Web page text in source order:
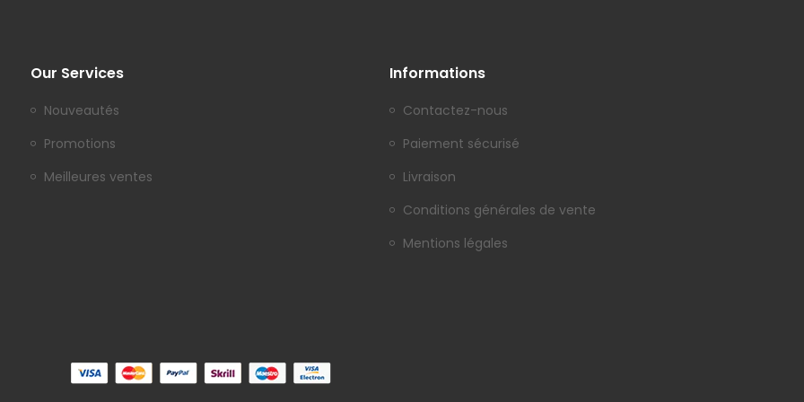
Our Services
Nouveautés
Promotions
Meilleures ventes
Informations
Contactez-nous
Paiement sécurisé
Livraison
Conditions générales de vente
Mentions légales